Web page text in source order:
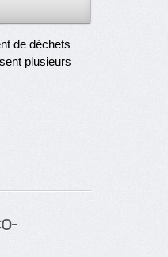
de déchets
plusieurs